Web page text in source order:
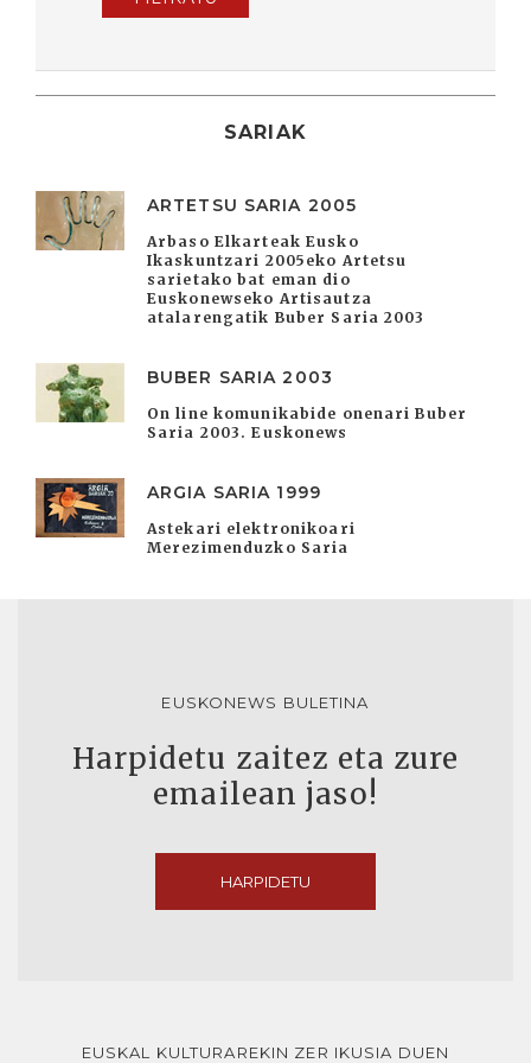
SARIAK
ARTETSU SARIA 2005
Arbaso Elkarteak Eusko
Ikaskuntzari 2005eko Artetsu
sarietako bat eman dio
Euskonewseko Artisautza
atalarengatik Buber Saria 2003
BUBER SARIA 2003
On line komunikabide onenari Buber
Saria 2003. Euskonews
ARGIA SARIA 1999
Astekari elektronikoari
Merezimenduzko Saria
EUSKONEWS BULETINA
Harpidetu zaitez eta zure
emailean jaso!
HARPIDETU
EUSKAL KULTURAREKIN ZER IKUSIA DUEN